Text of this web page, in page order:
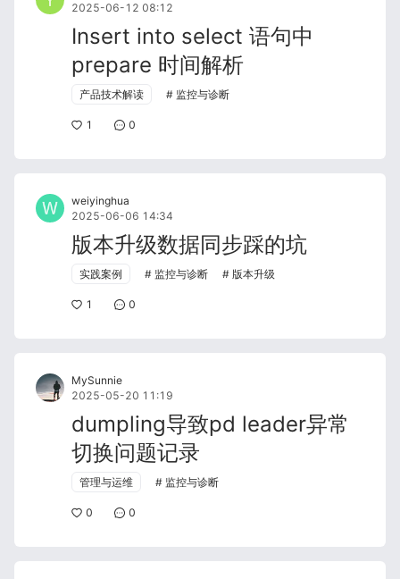
2025-06-12 08:12
Insert into select 语句中
prepare 时间解析
产品技术解读 监控与诊断
1 0
weiyinghua
2025-06-06 14:34
版本升级数据同步踩的坑
实践案例 监控与诊断 版本升级
1 0
MySunnie
2025-05-20 11:19
dumpling导致pd leader异常
切换问题记录
管理与运维 监控与诊断
0 0